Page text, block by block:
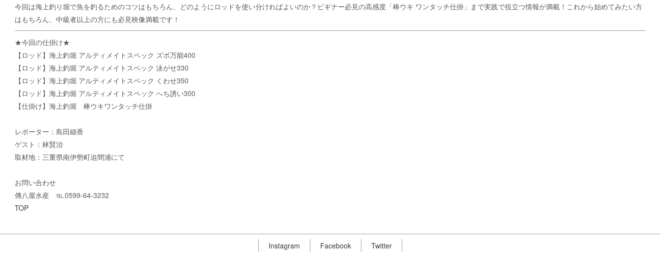
今回は海上釣り堀で魚を釣るためのコツはもちろん、どのようにロッドを使い分ければよいのか？ビギナー必見の高感度「棒ウキ ワンタッチ仕掛」まで実践で役立つ情報が満載！これから始めてみたい方
はもちろん、中級者以上の方にも必見映像満載です！
★今回の仕掛け★
【ロッド】海上釣堀 アルティメイトスペック ズボ万能400
【ロッド】海上釣堀 アルティメイトスペック 泳がせ330
【ロッド】海上釣堀 アルティメイトスペック くわせ350
【ロッド】海上釣堀 アルティメイトスペック へち誘い300
【仕掛け】海上釣堀 棒ウキワンタッチ仕掛
レポーター：島田細香
ゲスト：林賢治
取材地：三重県南伊勢町迫間浦にて
お問い合わせ
傳八屋水産 ℡.0599-64-3232
TOP
Instagram Facebook Twitter